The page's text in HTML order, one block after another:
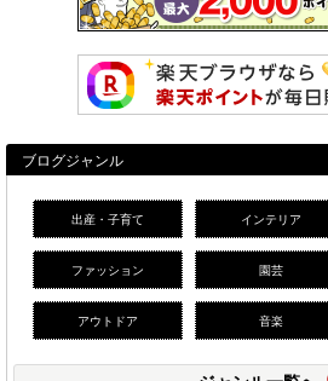
ブログジャンル
出産・子育て インテリア
ファッション 園芸
アウトドア 音楽